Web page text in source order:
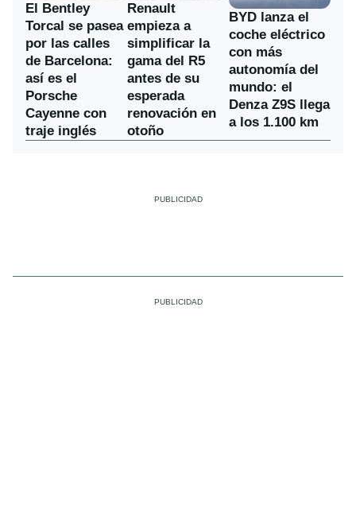
El Bentley
Torcal se pasea
por las calles
de Barcelona:
así es el
Porsche
Cayenne con
traje inglés
Renault
empieza a
simplificar la
gama del R5
antes de su
esperada
renovación en
otoño
BYD lanza el
coche eléctrico
con más
autonomía del
mundo: el
Denza Z9S llega
a los 1.100 km